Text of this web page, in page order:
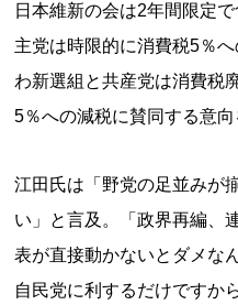
日本維新の会は2年間限定
主党は時限的に消費税5％
わ新選組と共産党は消費税
5％への減税に賛同する意向
江田氏は「野党の足並みが
い」と言及。「政界再編、
表が直接動かないとダメな
自民党に利するだけですか